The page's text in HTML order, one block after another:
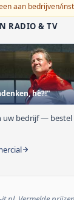
aan bedrijven/
RADIO & TV
hè?!"
uw bedrijf — bestel